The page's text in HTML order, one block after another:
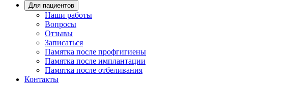
Для пациентов
Наши работы
Вопросы
Отзывы
Записаться
Памятка после профгигиены
Памятка после имплантации
Памятка после отбеливания
Контакты